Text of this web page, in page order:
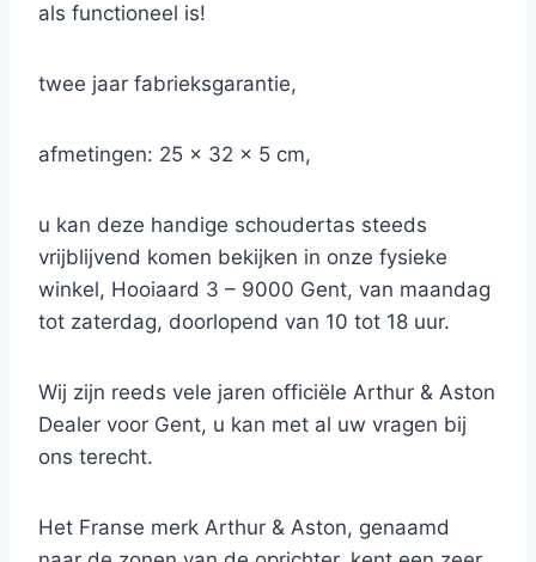
als functioneel is!
twee jaar fabrieksgarantie,
afmetingen: 25 x 32 x 5 cm,
u kan deze handige schoudertas steeds
vrijblijvend komen bekijken in onze fysieke
winkel, Hooiaard 3 – 9000 Gent, van maandag
tot zaterdag, doorlopend van 10 tot 18 uur.
Wij zijn reeds vele jaren officiële Arthur & Aston
Dealer voor Gent, u kan met al uw vragen bij
ons terecht.
Het Franse merk Arthur & Aston, genaamd